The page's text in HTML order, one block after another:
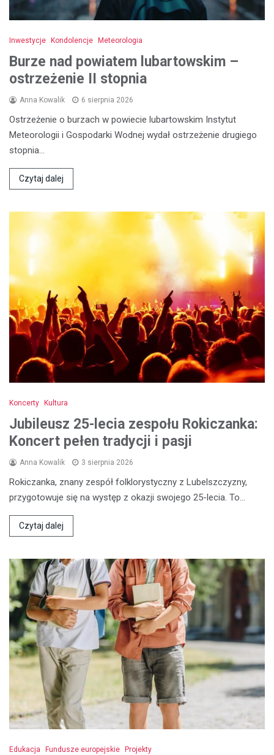
Inwestycje Kondolencje Meteorologia
Burze nad powiatem lubartowskim –
ostrzeżenie II stopnia
Anna Kowalik 6 sierpnia 2026
Ostrzeżenie o burzach w powiecie lubartowskim Instytut
Meteorologii i Gospodarki Wodnej wydał ostrzeżenie drugiego
stopnia…
Czytaj dalej
Koncerty Kultura
Jubileusz 25-lecia zespołu Rokiczanka:
Koncert pełen tradycji i pasji
Anna Kowalik 3 sierpnia 2026
Rokiczanka, znany zespół folklorystyczny z Lubelszczyzny,
przygotowuje się na występ z okazji swojego 25-lecia. To…
Czytaj dalej
Edukacja Fundusze europejskie Projekty